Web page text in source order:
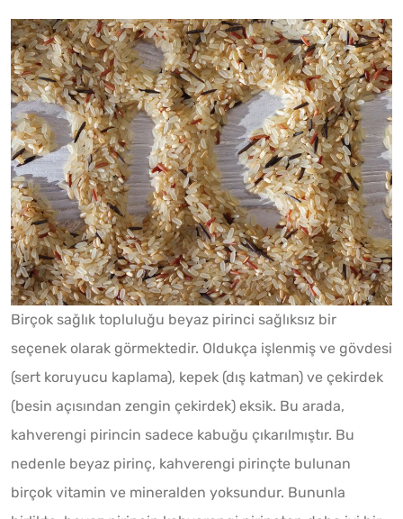
Birçok sağlık topluluğu beyaz pirinci sağlıksız bir
seçenek olarak görmektedir. Oldukça işlenmiş ve gövdesi
(sert koruyucu kaplama), kepek (dış katman) ve çekirdek
(besin açısından zengin çekirdek) eksik. Bu arada,
kahverengi pirincin sadece kabuğu çıkarılmıştır. Bu
nedenle beyaz pirinç, kahverengi pirinçte bulunan
birçok vitamin ve mineralden yoksundur. Bununla